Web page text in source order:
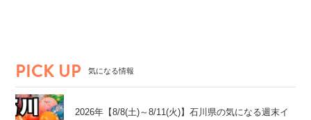
PICK UP 気になる情報
2026年【8/8(土)～8/11(火)】石川県の気になる週末イ